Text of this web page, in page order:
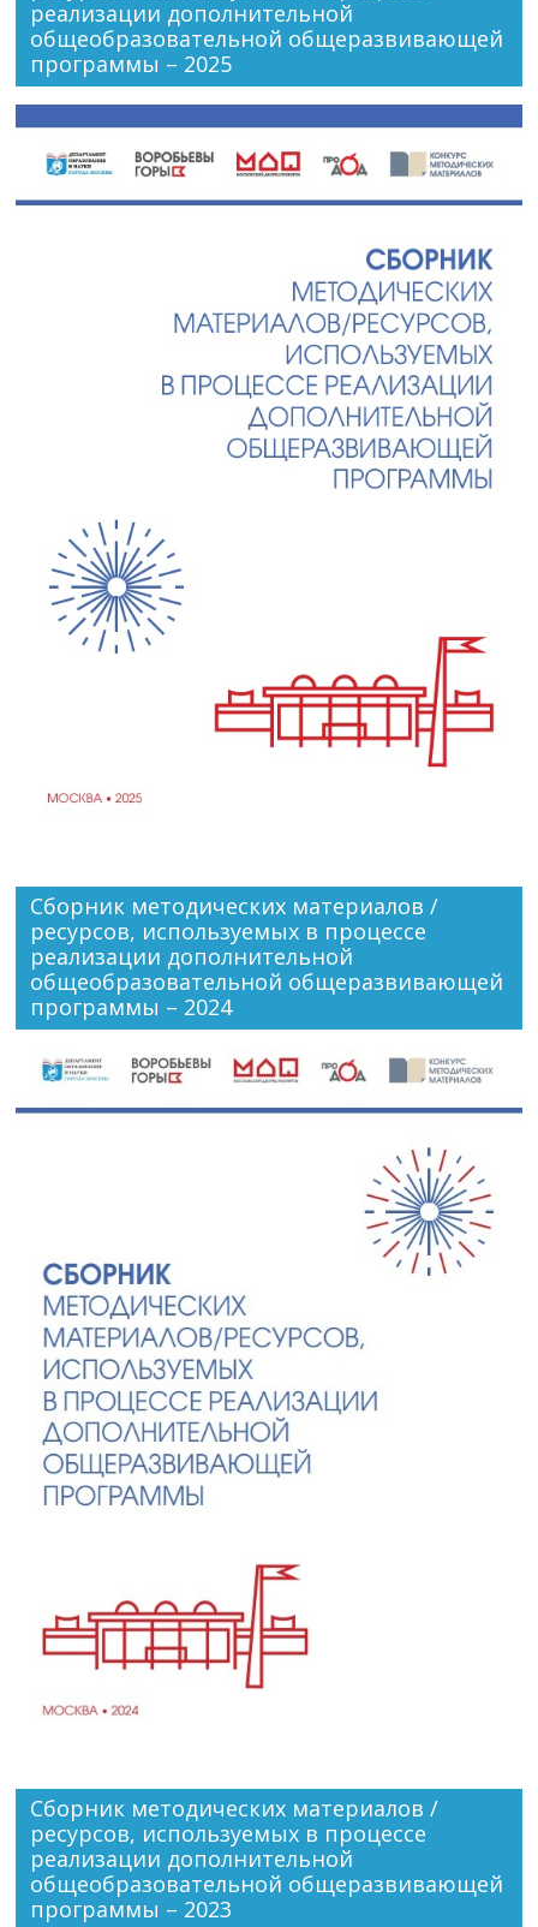
реализации дополнительной
общеобразовательной общеразвивающей
программы – 2025
Сборник методических материалов /
ресурсов, используемых в процессе
реализации дополнительной
общеобразовательной общеразвивающей
программы – 2024
Сборник методических материалов /
ресурсов, используемых в процессе
реализации дополнительной
общеобразовательной общеразвивающей
программы – 2023